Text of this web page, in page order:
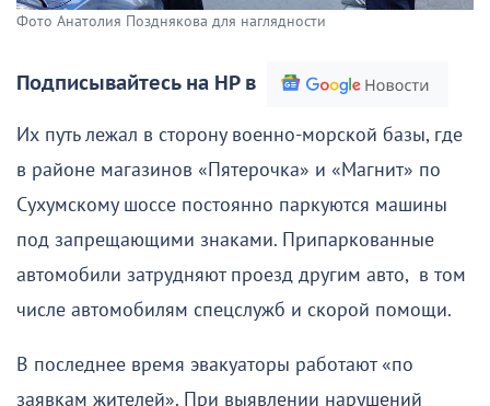
Фото Анатолия Позднякова для наглядности
Подписывайтесь на НР в
Их путь лежал в сторону военно-морской базы, где
в районе магазинов «Пятерочка» и «Магнит» по
Сухумскому шоссе постоянно паркуются машины
под запрещающими знаками. Припаркованные
автомобили затрудняют проезд другим авто, в том
числе автомобилям спецслужб и скорой помощи.
В последнее время эвакуаторы работают «по
заявкам жителей». При выявлении нарушений